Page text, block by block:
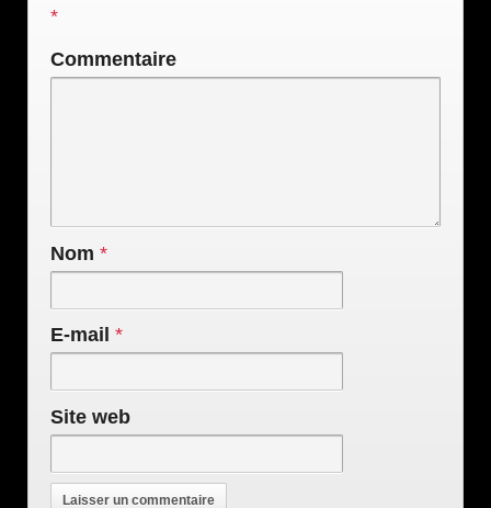
*
Commentaire
Nom *
E-mail *
Site web